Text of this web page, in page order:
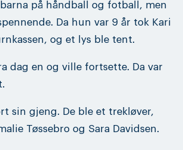
på håndball og fotball, men
Da hun var 9 år tok Kari
og et lys ble tent.
dag en og ville fortsette. Da var
sin gjeng. De ble et trekløver,
Tøssebro og Sara Davidsen.